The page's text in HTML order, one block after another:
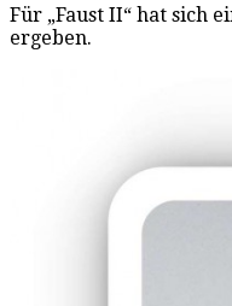
Für „Faust II“ hat sich
ergeben.